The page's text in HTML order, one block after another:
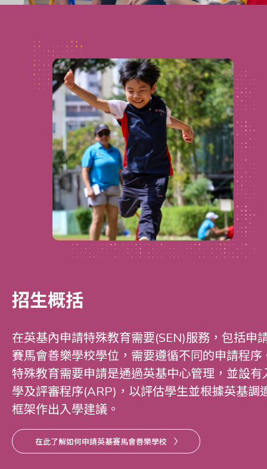
招生概括
在英基內申請特殊教育需要(SEN)服務，包括申
賽馬會善樂學校學位，需要遵循不同的申請程序
特殊教育需要申請是通過英基中心管理，並設有
學及評審程序(ARP)，以評估學生並根據英基調
框架作出入學建議。
在此了解如何申請英基賽馬會善樂學校